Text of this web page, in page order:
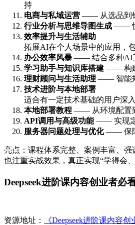
持
电商与私域运营 —— 从选品到
行业分析与思维导图生成 ——
效率提升与生活辅助
拓展AI在个人场景中的应用，包
办公效率风暴 —— 结合多种AI
学习助手与知识库搭建 —— 构
理财顾问与生活助理 —— 智能
技术进阶与本地部署
适合有一定技术基础的用户深入
本地部署教程 —— 从环境配置
API调用与高级功能—— 实现定
服务器问题处理与优化—— 保
亮点：课程体系完整、案例丰富、强
也注重实战效果，真正实现“学得会、
Deepseek进阶课内容创业者必
资源地址：
《Deepseek进阶课内容